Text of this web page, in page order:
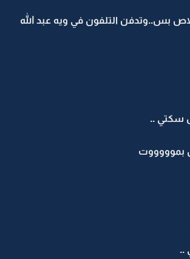
بس..وتدفن التلفون في ويه عبد الله
سكتي ..
بموووووت
..